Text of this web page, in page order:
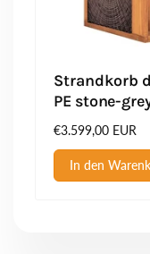
Strandkorb
PE stone-
Normaler
Preis
€3.599,00 EUR
In den